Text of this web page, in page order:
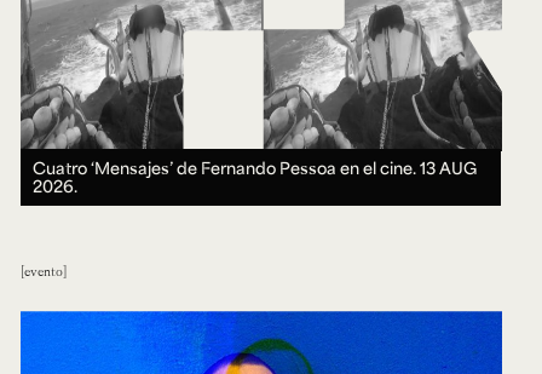
Cuatro ‘Mensajes’ de Fernando Pessoa en el cine.13 AUG
2026.
evento